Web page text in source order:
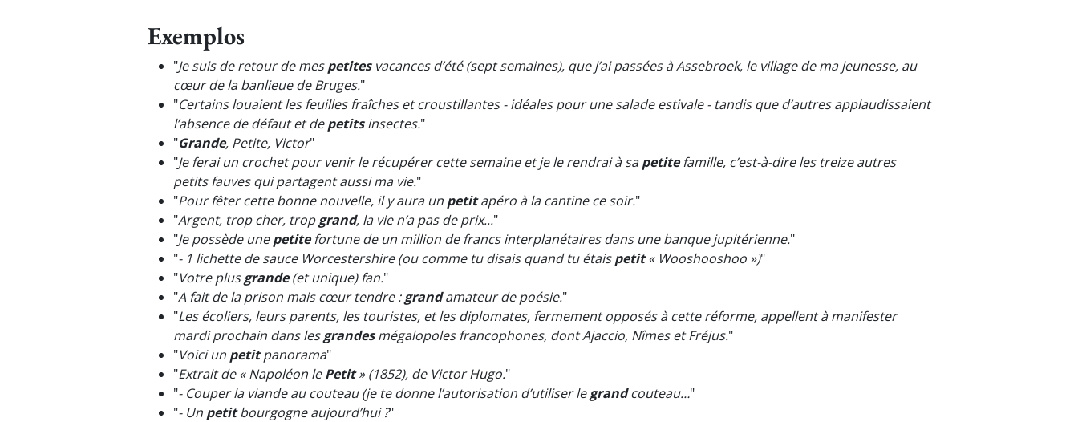
Exemplos
"Je suis de retour de mespetitesvacances d’été (sept semaines), que j’ai passées à Assebroek, le village de ma jeunesse, au
cœur de la banlieue de Bruges."
"Certains louaient les feuilles fraîches et croustillantes - idéales pour une salade estivale - tandis que d’autres applaudissaient
l’absence de défaut et depetitsinsectes."
"Grande, Petite, Victor"
"Je ferai un crochet pour venir le récupérer cette semaine et je le rendrai à sapetitefamille, c’est-à-dire les treize autres
petits fauves qui partagent aussi ma vie."
"Pour fêter cette bonne nouvelle, il y aura un petitapéro à la cantine ce soir."
"Argent, trop cher, tropgrand, la vie n’a pas de prix..."
"Je possède unepetitefortune de un million de francs interplanétaires dans une banque jupitérienne."
"- 1 lichette de sauce Worcestershire (ou comme tu disais quand tu étaispetit« Wooshooshoo »)"
"Votre plusgrande(et unique) fan."
"A fait de la prison mais cœur tendre :grandamateur de poésie."
"Les écoliers, leurs parents, les touristes, et les diplomates, fermement opposés à cette réforme, appellent à manifester
mardi prochain dans lesgrandesmégalopoles francophones, dont Ajaccio, Nîmes et Fréjus."
"Voici un petitpanorama"
"Extrait de « Napoléon lePetit» (1852), de Victor Hugo."
"- Couper la viande au couteau (je te donne l’autorisation d’utiliser legrandcouteau…"
"- Un petitbourgogne aujourd’hui ?"